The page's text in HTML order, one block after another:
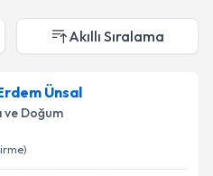
Akıllı Sıralama
Ünsal
ve Doğum